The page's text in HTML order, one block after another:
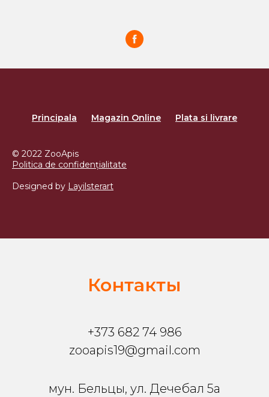
Principala Magazin Online Plata si livrare
© 2022 ZooApis
Politica de confidențialitate
Designed by Layilsterart
Контакты
+373 682 74 986
zooapis19@gmail.com
мун. Бельцы, ул. Дечебал 5a